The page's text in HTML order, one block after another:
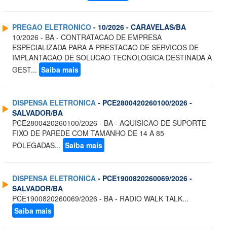
PREGAO ELETRONICO - 10/2026 - CARAVELAS/BA
10/2026 - BA - CONTRATACAO DE EMPRESA
ESPECIALIZADA PARA A PRESTACAO DE SERVICOS DE
IMPLANTACAO DE SOLUCAO TECNOLOGICA DESTINADA A
GEST... Saiba mais
DISPENSA ELETRONICA - PCE2800420260100/2026 -
SALVADOR/BA
PCE2800420260100/2026 - BA - AQUISICAO DE SUPORTE
FIXO DE PAREDE COM TAMANHO DE 14 A 85
POLEGADAS... Saiba mais
DISPENSA ELETRONICA - PCE1900820260069/2026 -
SALVADOR/BA
PCE1900820260069/2026 - BA - RADIO WALK TALK...
Saiba mais